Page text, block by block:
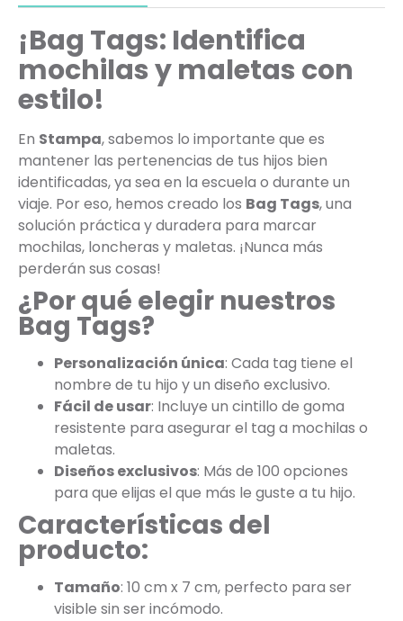
¡Bag Tags: Identifica
mochilas y maletas con
estilo!
En Stampa, sabemos lo importante que es
mantener las pertenencias de tus hijos bien
identificadas, ya sea en la escuela o durante un
viaje. Por eso, hemos creado los Bag Tags, una
solución práctica y duradera para marcar
mochilas, loncheras y maletas. ¡Nunca más
perderán sus cosas!
¿Por qué elegir nuestros
Bag Tags?
Personalización única: Cada tag tiene el
nombre de tu hijo y un diseño exclusivo.
Fácil de usar: Incluye un cintillo de goma
resistente para asegurar el tag a mochilas o
maletas.
Diseños exclusivos: Más de 100 opciones
para que elijas el que más le guste a tu hijo.
Características del
producto:
Tamaño: 10 cm x 7 cm, perfecto para ser
visible sin ser incómodo.